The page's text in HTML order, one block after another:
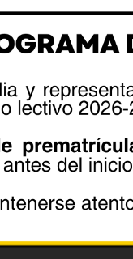
Alexandra
tercera